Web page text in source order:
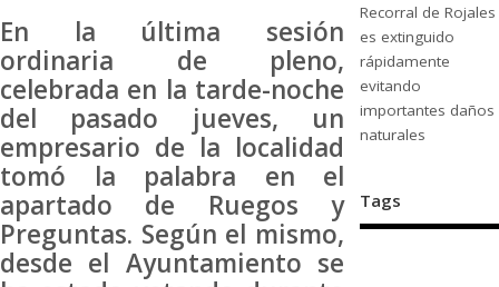
En la última sesión
ordinaria de pleno,
celebrada en la tarde-noche
del pasado jueves, un
empresario de la localidad
tomó la palabra en el
apartado de Ruegos y
Preguntas. Según el mismo,
desde el Ayuntamiento se
Recorral de Rojales
es extinguido
rápidamente
evitando
importantes daños
naturales
Tags